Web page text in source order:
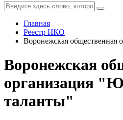
Главная
Реестр НКО
Воронежская общественная
Воронежская
организация
таланты"